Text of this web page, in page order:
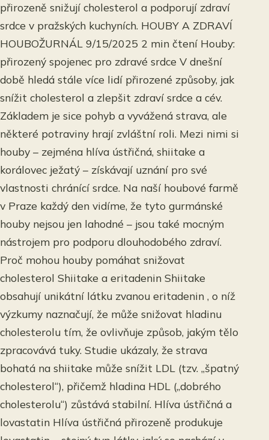
přirozeně snižují cholesterol a podporují zdraví
srdce v pražských kuchyních. HOUBY A ZDRAVÍ
HOUBOŽURNÁL 9/15/2025 2 min čtení Houby:
přirozený spojenec pro zdravé srdce V dnešní
době hledá stále více lidí přirozené způsoby, jak
snížit cholesterol a zlepšit zdraví srdce a cév.
Základem je sice pohyb a vyvážená strava, ale
některé potraviny hrají zvláštní roli. Mezi nimi si
houby – zejména hlíva ústřičná, shiitake a
korálovec ježatý – získávají uznání pro své
vlastnosti chránící srdce. Na naší houbové farmě
v Praze každý den vidíme, že tyto gurmánské
houby nejsou jen lahodné – jsou také mocným
nástrojem pro podporu dlouhodobého zdraví.
Proč mohou houby pomáhat snižovat
cholesterol Shiitake a eritadenin Shiitake
obsahují unikátní látku zvanou eritadenin , o níž
výzkumy naznačují, že může snižovat hladinu
cholesterolu tím, že ovlivňuje způsob, jakým tělo
zpracovává tuky. Studie ukázaly, že strava
bohatá na shiitake může snížit LDL (tzv. „špatný
cholesterol“), přičemž hladina HDL („dobrého
cholesterolu“) zůstává stabilní. Hlíva ústřičná a
lovastatin Hlíva ústřičná přirozeně produkuje